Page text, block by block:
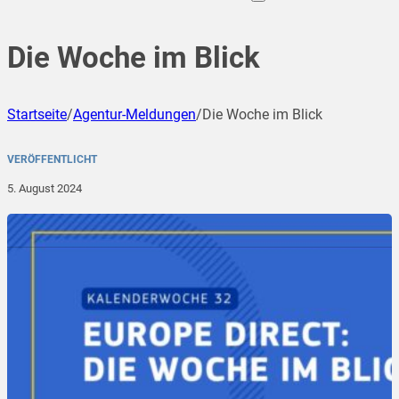
Die Woche im Blick
Startseite/Agentur-Meldungen/Die Woche im Blick
VERÖFFENTLICHT
5. August 2024